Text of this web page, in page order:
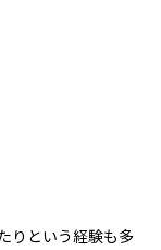
りという経験も多